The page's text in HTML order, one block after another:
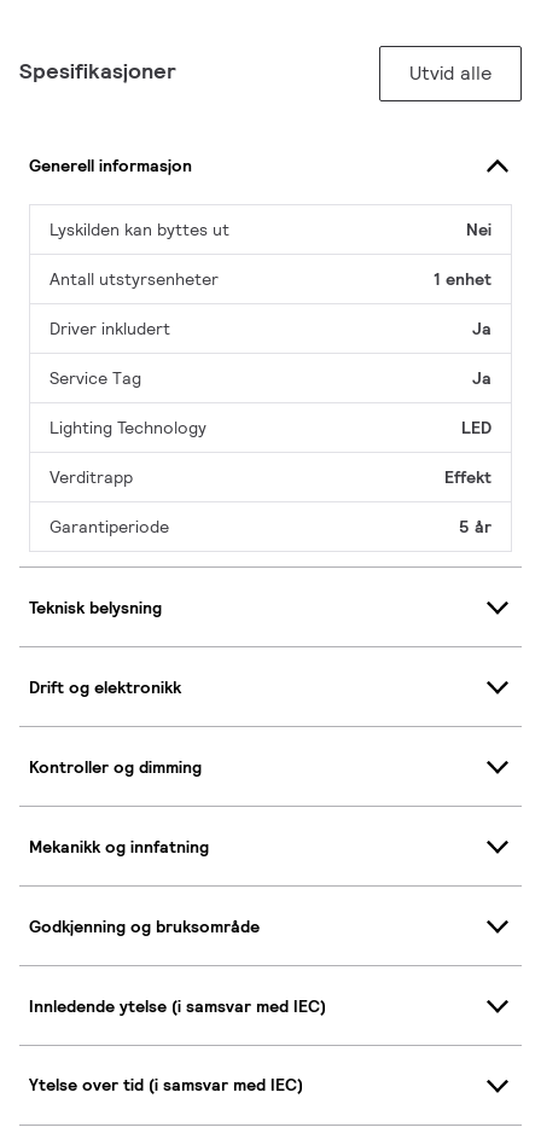
Spesifikasjoner Utvid alle
Generell informasjon
Lyskilden kan byttes ut Nei
Antall utstyrsenheter 1 enhet
Driver inkludert Ja
Service Tag Ja
Lighting Technology LED
Verditrapp Effekt
Garantiperiode 5 år
Teknisk belysning
Drift og elektronikk
Kontroller og dimming
Mekanikk og innfatning
Godkjenning og bruksområde
Innledende ytelse (i samsvar med IEC)
Ytelse over tid (i samsvar med IEC)